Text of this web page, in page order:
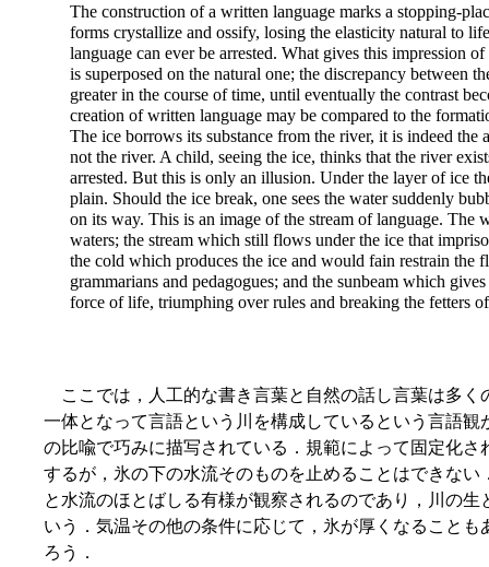
The construction of a written language marks a stopping-
forms crystallize and ossify, losing the elasticity natural to
language can ever be arrested. What gives this impression
is superposed on the natural one; the discrepancy between
greater in the course of time, until eventually the contrast
creation of written language may be compared to the
The ice borrows its substance from the river, it is indeed
not the river. A child, seeing the ice, thinks that the river
arrested. But this is only an illusion. Under the layer of ice
plain. Should the ice break, one sees the water suddenly
on its way. This is an image of the stream of language. The
waters; the stream which still flows under the ice that
the cold which produces the ice and would fain restrain the
grammarians and pedagogues; and the sunbeam which
force of life, triumphing over rules and breaking the fetters
ここでは，人工的な書き言葉と自然の話し言葉は多く
一体となって言語という川を構成しているという言語
の比喩で巧みに描写されている．規範によって固定化
するが，氷の下の水流そのものを止めることはできな
と水流のほとばしる有様が観察されるのであり，川の
いう．気温その他の条件に応じて，氷が厚くなること
ろう．